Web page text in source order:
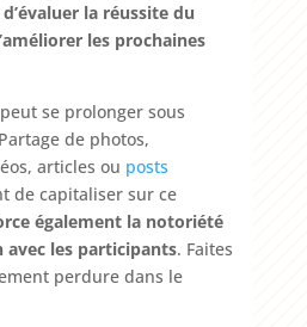
la réussite du
les prochaines
se prolonger sous
de photos,
articles ou posts
de capitaliser sur ce
également la notoriété
les participants. Faites
perdure dans le